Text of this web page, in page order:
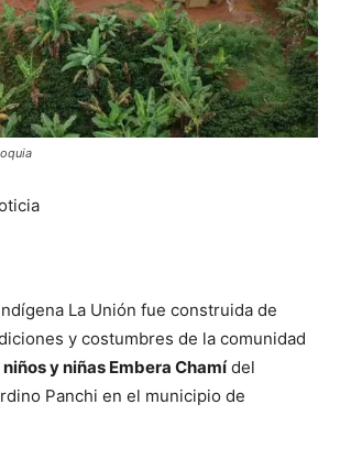
La Unión fue construida de
y costumbres de la comunidad
y niñas Embera Chamídel
Panchi en el municipio de